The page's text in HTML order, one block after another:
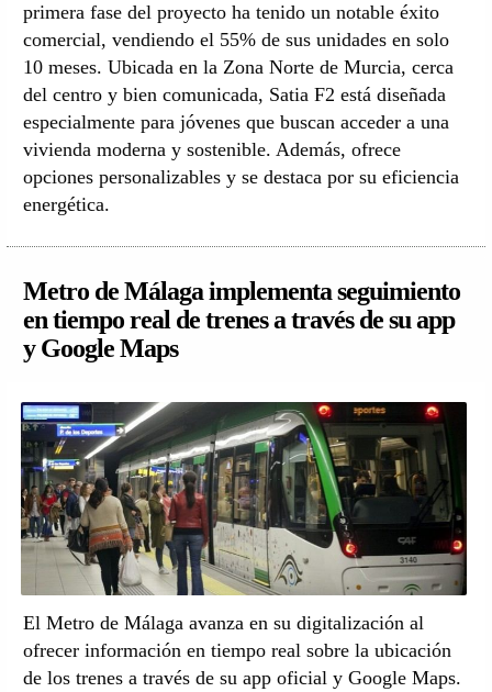
primera fase del proyecto ha tenido un notable éxito
comercial, vendiendo el 55% de sus unidades en solo
10 meses. Ubicada en la Zona Norte de Murcia, cerca
del centro y bien comunicada, Satia F2 está diseñada
especialmente para jóvenes que buscan acceder a una
vivienda moderna y sostenible. Además, ofrece
opciones personalizables y se destaca por su eficiencia
energética.
Metro de Málaga implementa seguimiento
en tiempo real de trenes a través de su app
y Google Maps
El Metro de Málaga avanza en su digitalización al
ofrecer información en tiempo real sobre la ubicación
de los trenes a través de su app oficial y Google Maps.